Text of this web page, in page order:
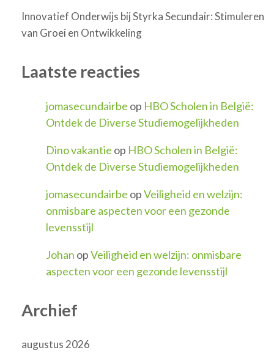
Innovatief Onderwijs bij Styrka Secundair: Stimuleren
van Groei en Ontwikkeling
Laatste reacties
jomasecundairbe op HBO Scholen in België:
Ontdek de Diverse Studiemogelijkheden
Dino vakantie op HBO Scholen in België:
Ontdek de Diverse Studiemogelijkheden
jomasecundairbe opVeiligheid en welzijn:
onmisbare aspecten voor een gezonde
levensstijl
Johan opVeiligheid en welzijn: onmisbare
aspecten voor een gezonde levensstijl
Archief
augustus 2026